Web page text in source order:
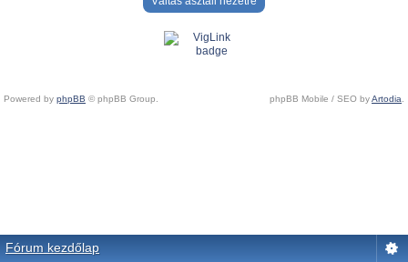
Powered by phpBB © phpBB Group. phpBB Mobile / SEO byArtodia.
Fórum kezdőlap